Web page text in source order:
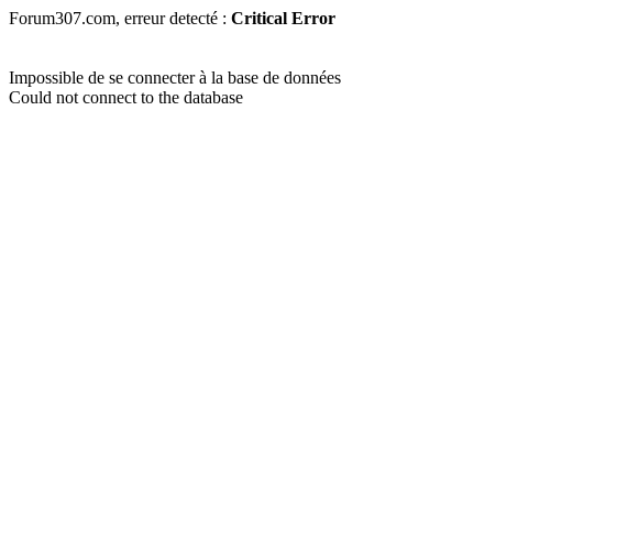
Forum307.com, erreur detecté : Critical Error
Impossible de se connecter à la base de données
Could not connect to the database